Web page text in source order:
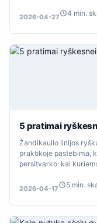
2026-04-27 4 min.
5 pratimai
Žandikaulio linijos
praktikoje pastebima,
persitvarko: kai
2026-04-17 5 min.